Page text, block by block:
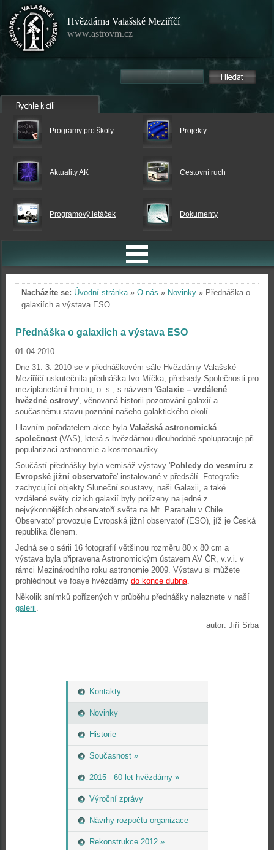
Hvězdárna Valašské Meziříčí
www.astrovm.cz
Programy pro školy Projekty
Aktuality AK Cestovní ruch
Programový letáček Dokumenty
Kontakty
Novinky
Historie
Současnost »
2015 - 60 let hvězdárny »
Výroční zprávy
Návrhy rozpočtu organizace
Rekonstrukce 2012 »
Nacházíte se: Úvodní stránka» O nás » Novinky » Přednáška o
galaxiích a výstava ESO
Přednáška o galaxiích a výstava ESO
01.04.2010
Dne 31. 3. 2010 se v přednáškovém sále Hvězdárny Valašské
Meziříčí uskutečnila přednáška Ivo Míčka, předsedy Společnosti pro
meziplanetární hmotu, o. s., s názvem 'Galaxie – vzdálené
hvězdné ostrovy', věnovaná historii pozorování galaxií a
současnému stavu poznání našeho galaktického okolí.
Hlavním pořadatelem akce byla Valašská astronomická
společnost (VAS), která s hvězdárnou dlouhodobě spolupracuje při
popularizaci astronomie a kosmonautiky.
Součástí přednášky byla vernisáž výstavy 'Pohledy do vesmíru z
Evropské jižní observatoře' instalované v předsálí. Fotografie
zachycující objekty Sluneční soustavy, naši Galaxii, a také
vzdálené světy cizích galaxií byly pořízeny na jedné z
nejvýkonnějších observatoří světa na Mt. Paranalu v Chile.
Observatoř provozuje Evropská jižní observatoř (ESO), jíž je Česká
republika členem.
Jedná se o sérii 16 fotografií většinou rozměru 80 x 80 cm a
výstava byla připravena Astronomickým ústavem AV ČR, v.v.i. v
rámci Mezinárodního roku astronomie 2009. Výstavu si můžete
prohlédnout ve foaye hvězdárny do konce dubna.
Několik snímků pořízených v průběhu přednášky naleznete v naší
galerii.
autor: Jiří Srba